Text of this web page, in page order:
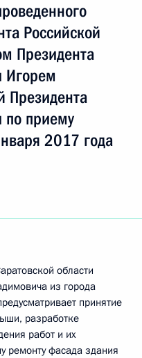
Российской
Президента
Игорем
Президента
по приему
2017 года
области
из города
принятие
разработке
работ и их
ремонту фасада здания